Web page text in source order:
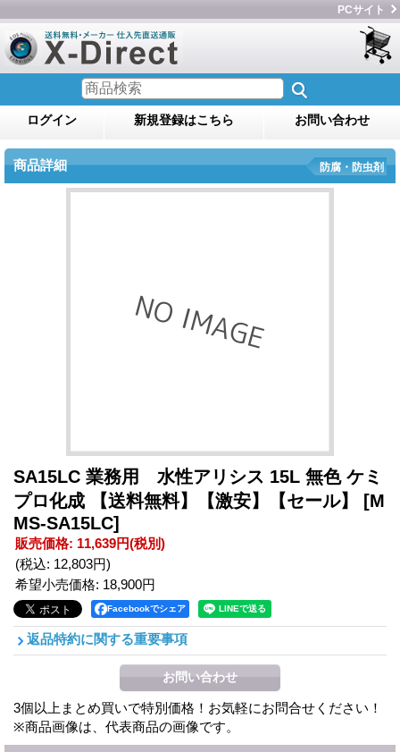
PCサイト
ログイン 新規登録はこちら お問い合わせ
商品詳細 防腐・防虫剤
SA15LC 業務用 水性アリシス 15L 無色 ケミ
プロ化成 【送料無料】【激安】【セール】 [M
MS-SA15LC]
販売価格: 11,639円(税別)
(税込: 12,803円)
希望小売価格: 18,900円
Facebookでシェア
返品特約に関する重要事項
3個以上まとめ買いで特別価格！お気軽にお問合せください！
※商品画像は、代表商品の画像です。